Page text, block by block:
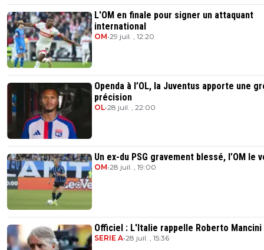
L'OM en finale pour signer un attaquant
international
OM•29 juil. , 12:20
Openda à l’OL, la Juventus apporte une
précision
OL•28 juil. , 22:00
Un ex-du PSG gravement blessé, l’OM le
OM•28 juil. , 19:00
Officiel : L'Italie rappelle Roberto Mancini
SERIE A•28 juil. , 15:36